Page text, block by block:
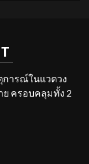
การณ์ในแวดวง
ครอบคลุมทั้ง 2